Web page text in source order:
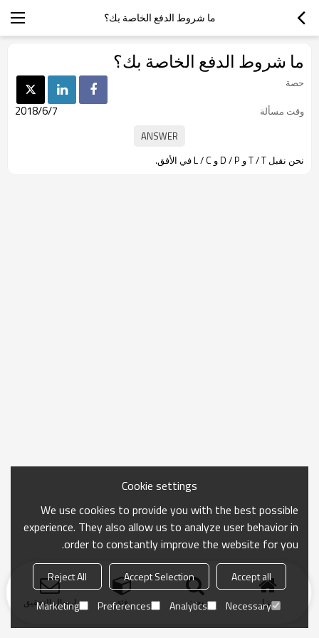
ما شروط الدفع الخاصة بك؟
ما شروط الدفع الخاصة بك؟
حصة
وقت مسألة
2018/6/7
نحن نقبل T / T و D / P و L / C في الأفق.
منزل بحث فئة ارسال التحقيق
Cookie settings
We use cookies to provide you with the best possible
experience. They also allow us to analyze user behavior in
order to constantly improve the website for you.
Accept all
Accept Selection
Reject All
Necessary
Analytics
Preferences
Marketing